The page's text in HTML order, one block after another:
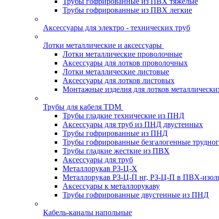
Трубы гофрированные из ПВХ легкие
Аксессуары для электро - технических труб
Лотки металлические и аксессуары
Лотки металлические проволочные
Аксессуары для лотков проволочных
Лотки металлические листовые
Аксессуары для лотков листовых
Монтажные изделия для лотков
Трубы для кабеля TDM
Трубы гладкие технические из ПНД
Аксессуары для труб из ПНД двустенных
Трубы гофрированные из ПНД
Трубы гофрированные безгалогенные
Трубы гладкие жесткие из ПВХ
Аксессуары для труб
Металлорукав РЗ-Ц-Х
Металлорукав РЗ-Ц-П нг, РЗ-Ц-П в ПВХ-
Аксессуары к металлорукаву
Трубы гофрированные двустенные из ПНД
Кабель-каналы напольные